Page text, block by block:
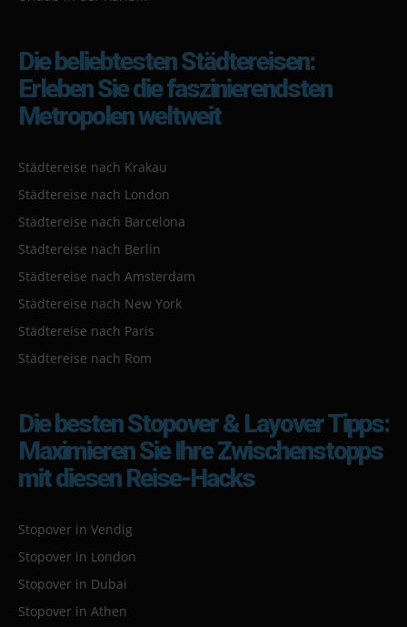
Die beliebtesten Städtereisen:
Erleben Sie die faszinierendsten
Metropolen weltweit
Städtereise nach Krakau
Städtereise nach London
Städtereise nach Barcelona
Städtereise nach Berlin
Städtereise nach Amsterdam
Städtereise nach New York
Städtereise nach Paris
Städtereise nach Rom
Die besten Stopover & Layover Tipps:
Maximieren Sie Ihre Zwischenstopps
mit diesen Reise-Hacks
Stopover in Vendig
Stopover in London
Stopover in Dubai
Stopover in Athen